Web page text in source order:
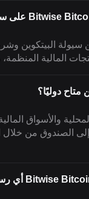
سيولة البيتكوين
المالية
متاح دوليًا؟
والأسواق